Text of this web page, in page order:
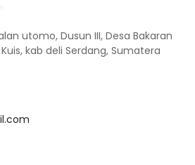
utomo, Dusun III, Desa Bakaran
kab deli Serdang, Sumatera